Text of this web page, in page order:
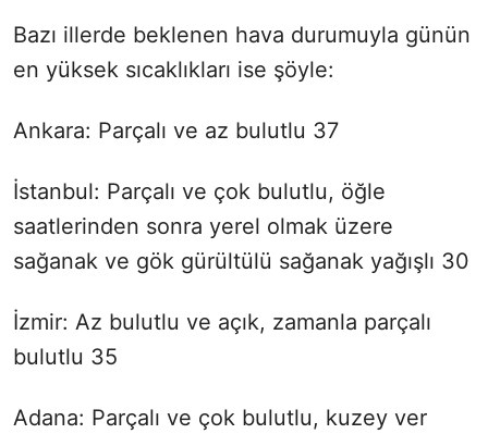
Bazı illerde beklenen hava durumuyla günün
en yüksek sıcaklıkları ise şöyle:
Ankara: Parçalı ve az bulutlu 37
İstanbul: Parçalı ve çok bulutlu, öğle
saatlerinden sonra yerel olmak üzere
sağanak ve gök gürültülü sağanak yağışlı 30
İzmir: Az bulutlu ve açık, zamanla parçalı
bulutlu 35
Adana: Parçalı ve çok bulutlu, kuzey ver